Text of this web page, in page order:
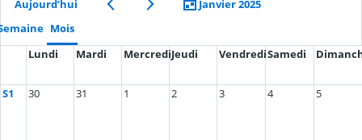
Aujourd’hui
Janvier 2025
Mois
Lundi
Mardi MercrediJeudi VendrediSamedi
S1 30 31 1 2 3 4 5